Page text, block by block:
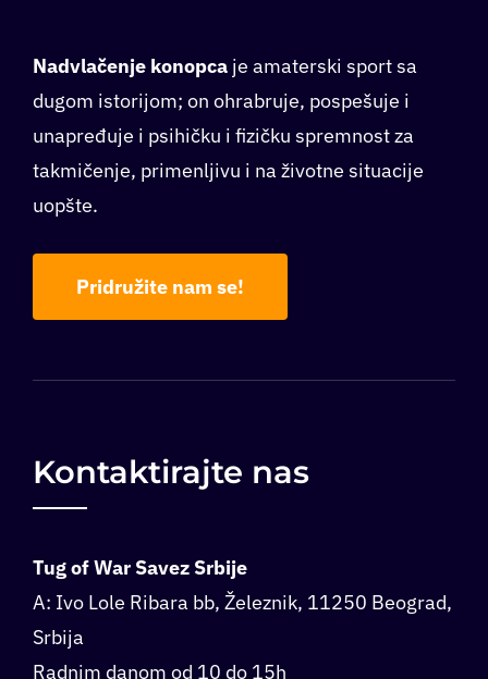
Nadvlačenje konopca je amaterski sport sa
dugom istorijom; on ohrabruje, pospešuje i
unapređuje i psihičku i fizičku spremnost za
takmičenje, primenljivu i na životne situacije
uopšte.
Pridružite nam se!
Kontaktirajte nas
Tug of War Savez Srbije
A: Ivo Lole Ribara bb, Železnik, 11250 Beograd,
Srbija
Radnim danom od 10 do 15h